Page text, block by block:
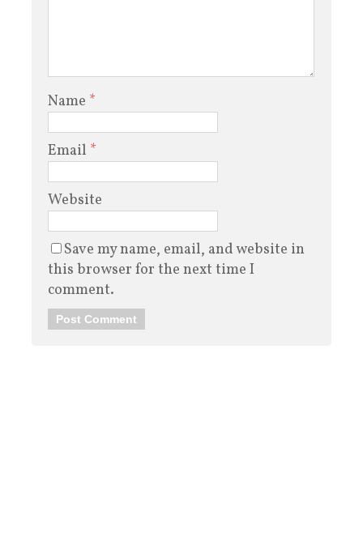
Name *
Email *
Website
Save my name, email, and website in
this browser for the next time I
comment.